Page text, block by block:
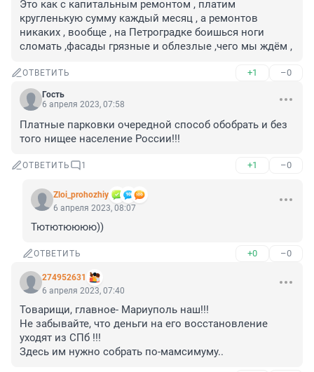
Это как с капитальным ремонтом , платим
кругленькую сумму каждый месяц , а ремонтов
никаких , вообще , на Петроградке боишься ноги
сломать ,фасады грязные и облезлые ,чего мы ждём ,
ОТВЕТИТЬ +1 –0
Гость
6 апреля 2023, 07:58
Платные парковки очередной способ обобрать и без
того нищее население России!!!
ОТВЕТИТЬ 1 +1 –0
Zloi_prohozhiy
6 апреля 2023, 08:07
Тютютюююю))
ОТВЕТИТЬ +0 –0
274952631
6 апреля 2023, 07:40
Товарищи, главное- Мариуполь наш!!!
Не забывайте, что деньги на его восстановление
уходят из СПб !!!
Здесь им нужно собрать по-мамсимуму..